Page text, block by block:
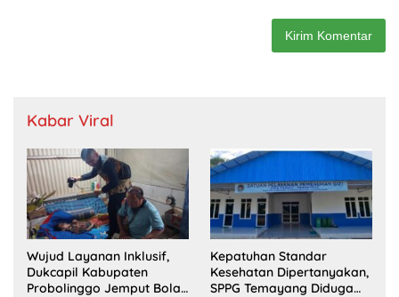
Kabar Viral
Wujud Layanan Inklusif,
Dukcapil Kabupaten
Probolinggo Jemput Bola
Kepatuhan Standar
Kesehatan Dipertanyakan,
SPPG Temayang Diduga